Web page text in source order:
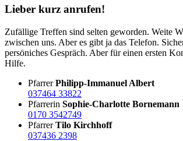
Lieber kurz anrufen!
Zufällige Treffen sind selten geworden. Weite
zwischen uns. Aber es gibt ja das Telefon.
persöniches Gespräch. Aber für einen ersten
Hilfe.
PfarrerPhilipp-Immanuel Albert
037464 33822
Pfarrerin Sophie-Charlotte Bornemann
0170 3542749
PfarrerTilo Kirchhoff
037436 2398